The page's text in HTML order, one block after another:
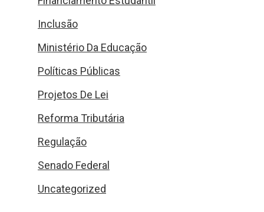
Inclusão
Ministério Da Educação
Políticas Públicas
Projetos De Lei
Reforma Tributária
Regulação
Senado Federal
Uncategorized